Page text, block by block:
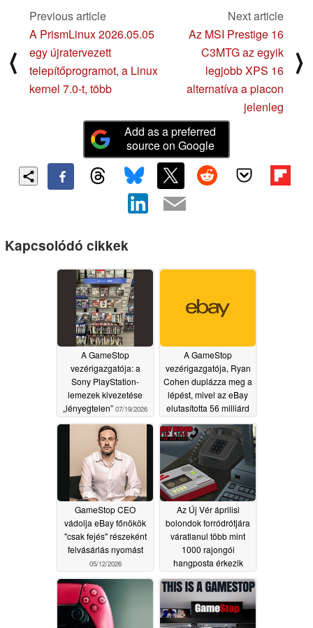
⟨
Previous article
A PrismLinux 2026.05.05
egy újratervezett
telepítőprogramot, a Linux
kernel 7.0-t, több
Next article
Az MSI Prestige 16
C3MTG az egyik
legjobb XPS 16
alternatíva a piacon
jelenleg
⟩
Add as a preferred
source on Google
Kapcsolódó cikkek
A GameStop
vezérigazgatója: a
Sony PlayStation-
lemezek kivezetése
„lényegtelen” 07/19/2026
A GameStop
vezérigazgatója, Ryan
Cohen duplázza meg a
lépést, mivel az eBay
elutasította 56 milliárd
ajánlatát05/13/2026
GameStop CEO
vádolja eBay főnökök
"csak fejés" részeként
felvásárlás nyomást
05/12/2026
Az Új Vér áprilisi
bolondok forródrótjára
váratlanul több mint
1000 rajongói
hangposta érkezik
05/09/2026